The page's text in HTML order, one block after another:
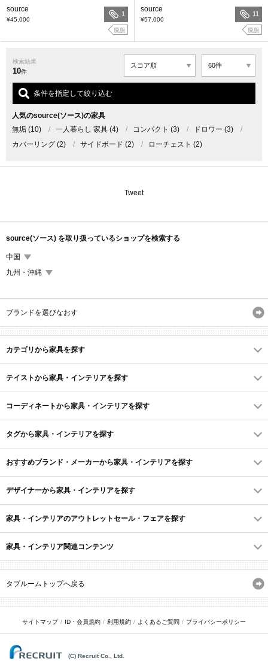
source
¥45,000
1
廃盤
source
¥57,000
11
廃盤
検索結果
10件
条件を指定して絞り込む
人気のsource(ソース)の家具
無垢 (10) / 一人暮らし 家具 (4) / コンパクト (3) / ドロワー (3)
/
カバーリング (2) / サイドボード (2) / ローチェスト (2)
Tweet
source(ソース) を取り扱っているショップを検索する
中国
九州・沖縄
ブランドを選びなおす
カテゴリから家具を探す
テイストから家具・インテリアを探す
コーディネートから家具・インテリアを探す
タグから家具・インテリアを探す
おすすめブランド・メーカーから家具・インテリアを探す
デザイナーから家具・インテリアを探す
家具・インテリアのアウトレットセール・フェアを探す
家具・インテリア関連コンテンツ
タブルームトップへ戻る
サイトマップ ID・会員規約 利用規約 よくあるご質問 プライバシーポリシー
(C) Recruit Co., Ltd.